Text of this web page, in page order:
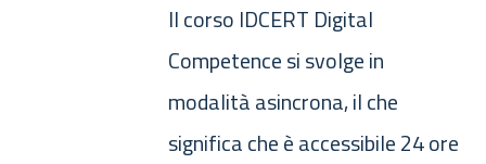
Il corso IDCERT Digital
Competence si svolge in
modalità asincrona, il che
significa che è accessibile 24 ore